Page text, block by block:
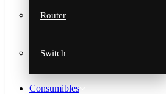
Router
Switch
Consumibles